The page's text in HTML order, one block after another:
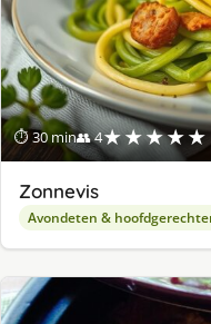
⏱ 30 min👥 4★★★★★
Zonnevis
Avondeten &